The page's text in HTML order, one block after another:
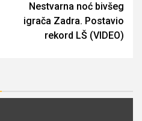
Nestvarna noć bivšeg
igrača Zadra. Postavio
rekord LŠ (VIDEO)